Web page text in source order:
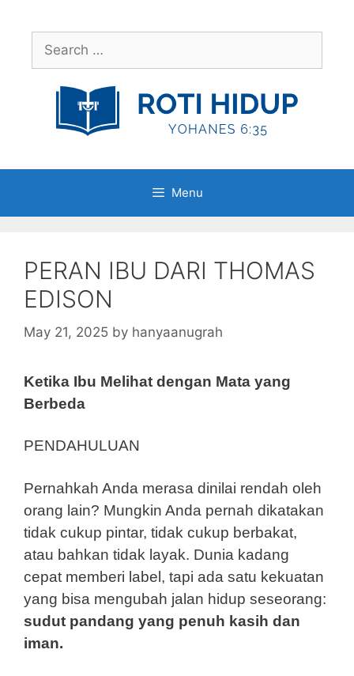
contentSearch
for:
Menu
PERAN IBU DARI THOMAS
EDISON
May 21, 2025 by hanyaanugrah
Ketika Ibu Melihat dengan Mata yang
Berbeda
PENDAHULUAN
Pernahkah Anda merasa dinilai rendah oleh
orang lain? Mungkin Anda pernah dikatakan
tidak cukup pintar, tidak cukup berbakat,
atau bahkan tidak layak. Dunia kadang
cepat memberi label, tapi ada satu kekuatan
yang bisa mengubah jalan hidup seseorang:
sudut pandang yang penuh kasih dan
iman.